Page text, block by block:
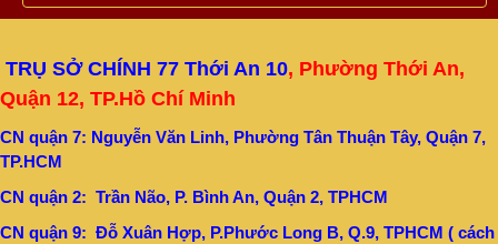
TRỤ SỞ CHÍNH 77 Thới An 10, Phường Thới An,
Quận 12, TP.Hồ Chí Minh
CN quận 7: Nguyễn Văn Linh, Phường Tân Thuận Tây, Quận 7,
TP.HCM
CN quận 2: Trần Não, P. Bình An, Quận 2, TPHCM
CN quận 9: Đỗ Xuân Hợp, P.Phước Long B, Q.9, TPHCM ( cách